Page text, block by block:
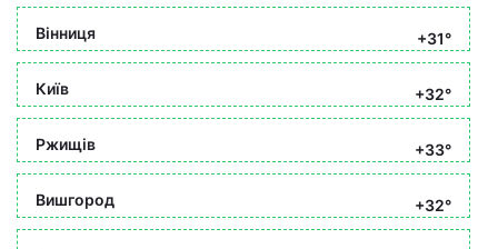
Вінниця +31°
Київ +32°
Ржищів +33°
Вишгород +32°